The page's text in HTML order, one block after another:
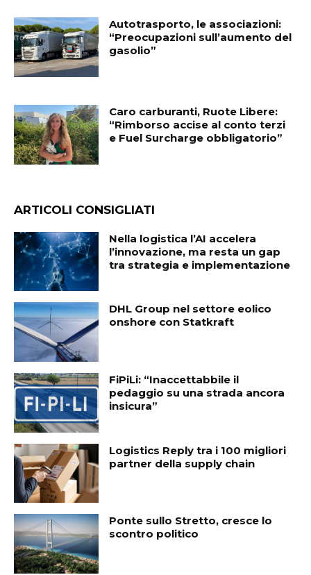
Autotrasporto, le associazioni:
“Preocupazioni sull’aumento del
gasolio”
Caro carburanti, Ruote Libere:
“Rimborso accise al conto terzi
e Fuel Surcharge obbligatorio”
ARTICOLI CONSIGLIATI
Nella logistica l’AI accelera
l’innovazione, ma resta un gap
tra strategia e implementazione
DHL Group nel settore eolico
onshore con Statkraft
FiPiLi: “Inaccettabbile il
pedaggio su una strada ancora
insicura”
Logistics Reply tra i 100 migliori
partner della supply chain
Ponte sullo Stretto, cresce lo
scontro politico